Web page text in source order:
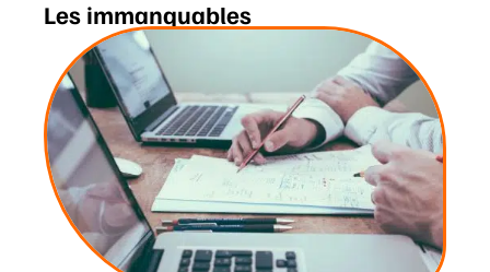
Les immanquables